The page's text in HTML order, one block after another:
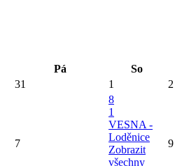
Pá
So
31 1 2
7
8
1
VESNA -
Loděnice
Zobrazit
všechny
9